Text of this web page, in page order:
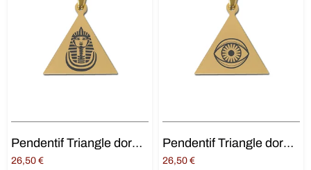
Pendentif Triangle doré avec Psouménès
26,50 €
Pendentif Triangle doré avec œil
26,50 €